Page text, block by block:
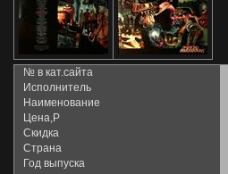
№ в кат.сайта
Исполнитель
Наименование
Цена,Р
Скидка
Страна
Год выпуска